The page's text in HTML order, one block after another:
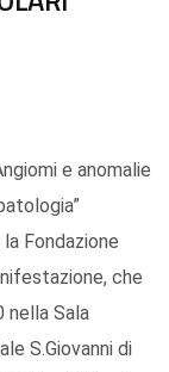
e anomalie
Fondazione
che
nella Sala
S.Giovanni di